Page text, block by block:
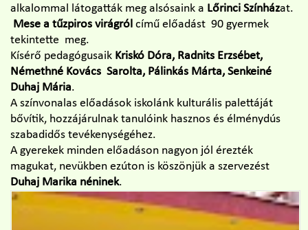
alkalommal látogatták meg alsósaink a Lőrinci Színházat.
Mese a tűzpiros virágról című előadást 90 gyermek
tekintette meg.
Kísérő pedagógusaik Kriskó Dóra, Radnits Erzsébet,
Némethné Kovács Sarolta, Pálinkás Márta, Senkeiné
Duhaj Mária.
A színvonalas előadások iskolánk kulturális palettáját
bővítik, hozzájárulnak tanulóink hasznos és élménydús
szabadidős tevékenységéhez.
A gyerekek minden előadáson nagyon jól érezték
magukat, nevükben ezúton is köszönjük a szervezést
Duhaj Marika néninek.